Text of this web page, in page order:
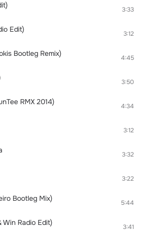
3:33
Edit) 3:12
Bootleg Remix) 4:45
3:50
RMX 2014) 4:34
3:12
3:32
3:22
Bootleg Mix) 5:44
Win Radio Edit) 3:41